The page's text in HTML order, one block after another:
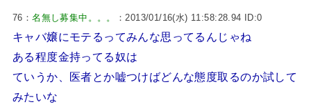
76：名無し募集中。。。 ：2013/01/16(水) 11:58:28.94 ID:0
キャバ嬢にモテるってみんな思ってるんじゃね
ある程度金持ってる奴は
ていうか、医者とか嘘つけばどんな態度取るのか試して
みたいな